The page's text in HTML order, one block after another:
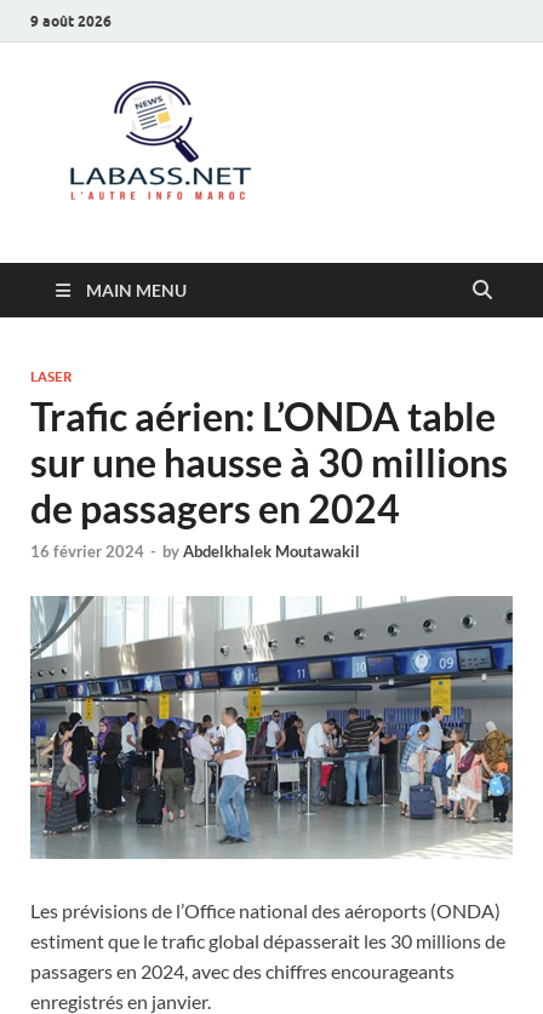
9 août 2026
MAIN MENU
LASER
Trafic aérien: L’ONDA table
sur une hausse à 30 millions
de passagers en 2024
16 février 2024 - byAbdelkhalek Moutawakil
Les prévisions de l’Office national des aéroports (ONDA)
estiment que le trafic global dépasserait les 30 millions de
passagers en 2024, avec des chiffres encourageants
enregistrés en janvier.